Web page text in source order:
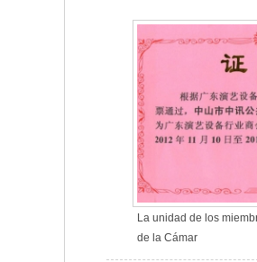
La unidad de los
de la Cámar